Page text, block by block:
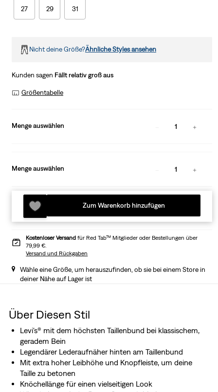
27 29 31
Nicht deine Größe?Ähnliche Styles ansehen
Kunden sagen Fällt relativ groß aus
Größentabelle
Menge auswählen 1
Menge auswählen 1
Zum Warenkorb hinzufügen
Kostenloser Versand für Red Tab™ Mitglieder oder Bestellungen über
79,99 €.
Versand und Rückgaben
Wähle eine Größe, um herauszufinden, ob sie bei einem Store in
deiner Nähe auf Lager ist
Über Diesen Stil
Levi's® mit dem höchsten Taillenbund bei klassischem,
geradem Bein
Legendärer Lederaufnäher hinten am Taillenbund
Mit extra hoher Leibhöhe und Knopfleiste, um deine
Taille zu betonen
Knöchellänge für einen vielseitigen Look